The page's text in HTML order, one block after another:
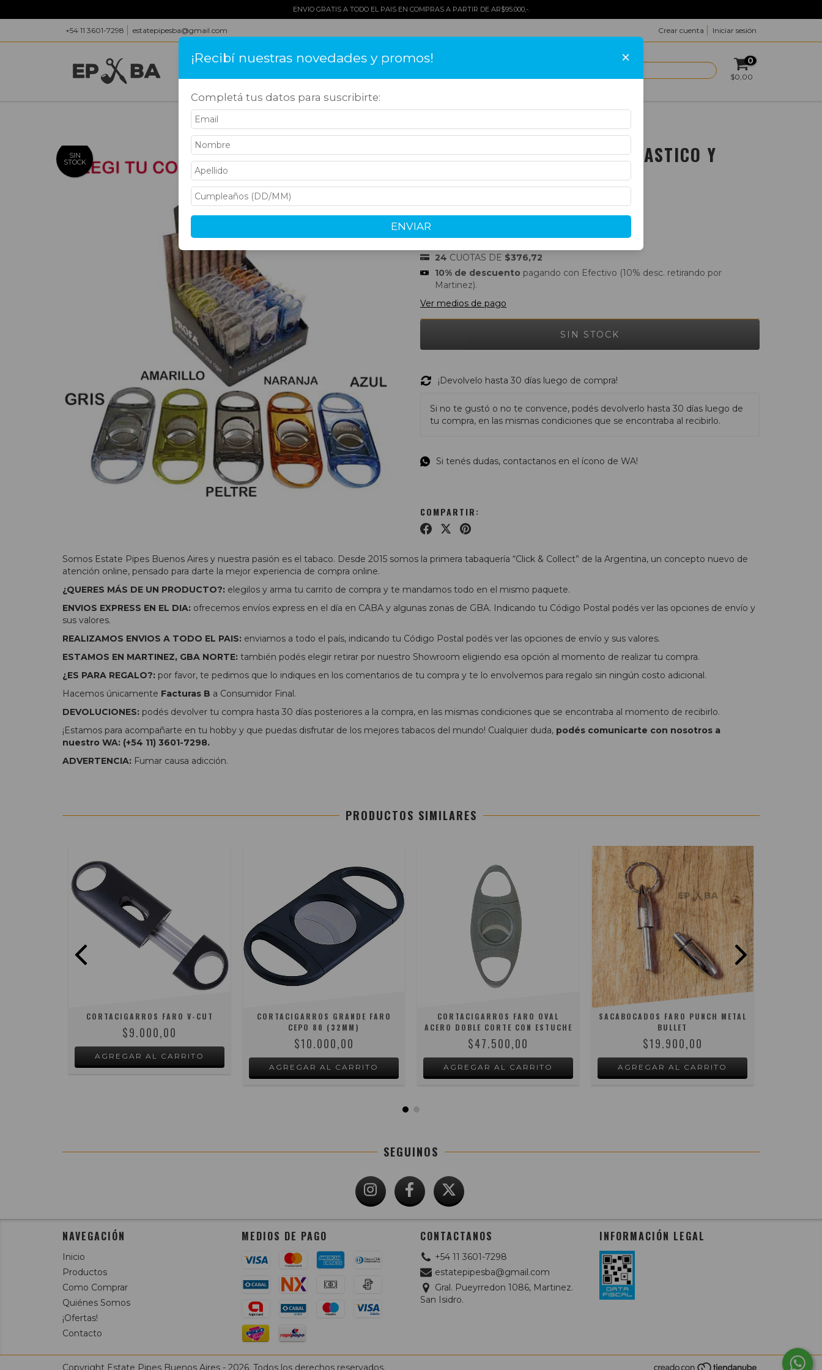
ENVIO GRATIS A TODO EL PAIS EN COMPRAS A PARTIR DE AR$95.000,-.
+54 11 3601-7298 estatepipesba@gmail.com Crear cuenta Iniciar sesión
0
$0,00
SIN
STOCK CORTACIGARROS PELTRE PLASTICO Y
METAL
$4.000,00
Precio sin impuestos
24 CUOTAS DE $376,72
10% de descuento pagando con Efectivo (10% desc. retirando por
Martinez).
Ver medios de pago
¡Devolvelo hasta 30 días luego de compra!
Si no te gustó o no te convence, podés devolverlo hasta 30 días luego de
tu compra, en las mismas condiciones que se encontraba al recibirlo.
Si tenés dudas, contactanos en el ícono de WA!
COMPARTIR:
Somos Estate Pipes Buenos Aires y nuestra pasión es el tabaco. Desde 2015 somos la primera tabaquería “Click & Collect” de la Argentina, un concepto nuevo de
atención online, pensado para darte la mejor experiencia de compra online.
¿QUERES MÁS DE UN PRODUCTO?: elegilos y arma tu carrito de compra y te mandamos todo en el mismo paquete.
ENVIOS EXPRESS EN EL DIA: ofrecemos envíos express en el día en CABA y algunas zonas de GBA. Indicando tu Código Postal podés ver las opciones de envío y
sus valores.
REALIZAMOS ENVIOS A TODO EL PAIS: enviamos a todo el país, indicando tu Código Postal podés ver las opciones de envío y sus valores.
ESTAMOS EN MARTINEZ, GBA NORTE: también podés elegir retirar por nuestro Showroom eligiendo esa opción al momento de realizar tu compra.
¿ES PARA REGALO?: por favor, te pedimos que lo indiques en los comentarios de tu compra y te lo envolvemos para regalo sin ningún costo adicional.
Hacemos únicamente Facturas B a Consumidor Final.
DEVOLUCIONES: podés devolver tu compra hasta 30 días posteriores a la compra, en las mismas condiciones que se encontraba al momento de recibirlo.
¡Estamos para acompañarte en tu hobby y que puedas disfrutar de los mejores tabacos del mundo! Cualquier duda, podés comunicarte con nosotros a
nuestro WA: (+54 11) 3601-7298.
ADVERTENCIA: Fumar causa adicción.
PRODUCTOS SIMILARES
CORTACIGARROS FARO V-CUT
$9.000,00
CORTACIGARROS GRANDE FARO
CEPO 80 (32MM)
$10.000,00
CORTACIGARROS FARO OVAL
ACERO DOBLE CORTE CON ESTUCHE
$47.500,00
SACABOCADOS FARO PUNCH METAL
BULLET
$19.900,00
SEGUINOS
NAVEGACIÓN
Inicio
Productos
Como Comprar
Quiénes Somos
¡Ofertas!
Contacto
MEDIOS DE PAGO CONTACTANOS
+54 11 3601-7298
estatepipesba@gmail.com
Gral. Pueyrredon 1086, Martinez.
San Isidro.
INFORMACIÓN LEGAL
¡Recibí nuestras novedades y promos! ×
Completá tus datos para suscribirte:
ENVIAR